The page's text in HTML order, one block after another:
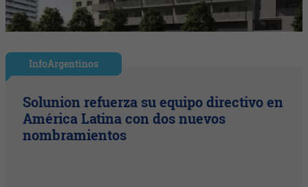
InfoArgentinos
Solunion refuerza su equipo directivo en
América Latina con dos nuevos
nombramientos